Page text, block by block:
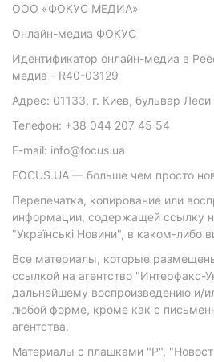
ООО «ФОКУС МЕДИА»
Онлайн-медиа ФОКУС
Идентификатор онлайн-медиа в
медиа - R40-03129
Адрес: 01133, г. Киев, бульвар
Телефон: +38 044 207 45 54
E-mail: info@focus.ua
FOCUS.UA — больше чем просто
Перепечатка, копирование или
информации, содержащей ссылку
"Українські Новини", в каком-либо
Все материалы, которые
ссылкой на агентство "Интерфакс-
дальнейшему воспроизведению и/
любой форме, кроме как с
агентства.
Материалы с плашками "Р",